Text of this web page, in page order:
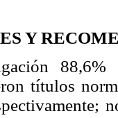
Y
títulos